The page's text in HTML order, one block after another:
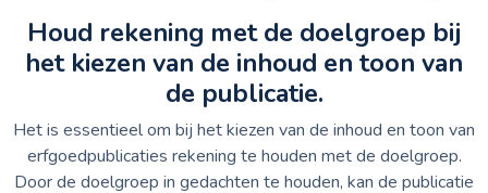
Houd rekening met de doelgroep bij
het kiezen van de inhoud en toon van
de publicatie.
Het is essentieel om bij het kiezen van de inhoud en toon van
erfgoedpublicaties rekening te houden met de doelgroep.
Door de doelgroep in gedachten te houden, kan de publicatie